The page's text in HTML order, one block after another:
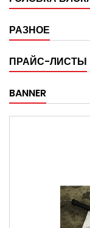
РАЗНОЕ
ПРАЙС-ЛИСТЫ
BANNER